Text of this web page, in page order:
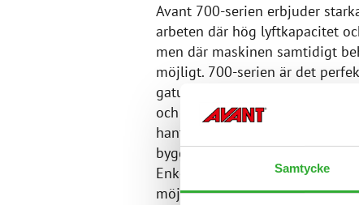
Samtycke
Avant 700-serien erbjuder
arbeten där hög lyftkapacitet
men där maskinen samtidigt
möjligt. 700-serien är det
gaturengöring och andra
och torg i städer, lyft och
hantering av gatstenar,
byggarbetsplatser och många
Enkel transport på en släpvagn
möjliggör snabb förflyttning